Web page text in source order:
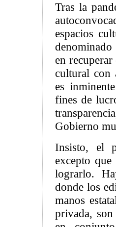
Tras la
espacios
denominado
en
cultural con
es
fines de
Gobierno
Insisto, el
excepto
lograrlo.
donde los
manos
privada,